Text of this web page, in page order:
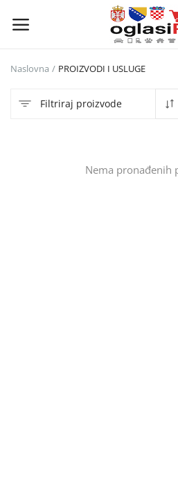
oglas
Naslovna PROIZVODI I USLUGE
Filtriraj proizvode
Nema pronađenih